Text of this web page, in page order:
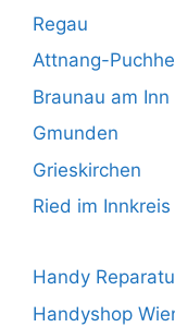
Regau
Attnang-
Braunau am Inn
Gmunden
Grieskirchen
Ried im Innkreis
Handy
Handyshop